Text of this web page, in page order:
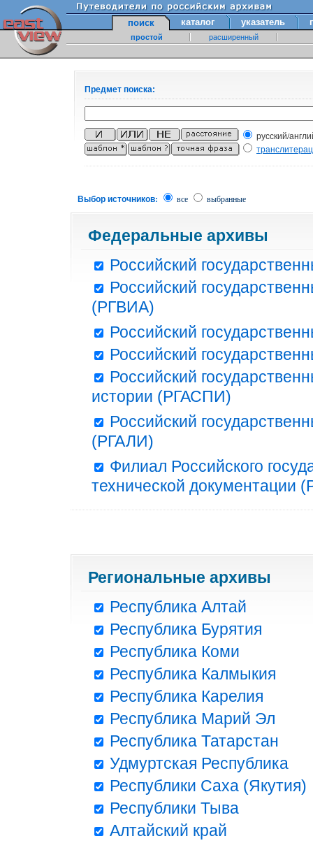
поиск каталог указатель
простой расширенный
Предмет поиска:
русский/
Выбор источников: все выбранные
Федеральные архивы
Российский
Российский
(РГВИА)
Российский
Российский
Российский
истории (РГАСПИ)
Российский
(РГАЛИ)
Филиал Российского
технической документации
Региональные архивы
Республика Алтай
Республика Бурятия
Республика Коми
Республика Калмыкия
Республика Карелия
Республика Марий Эл
Республика Татарстан
Удмуртская Республика
Республики Саха (Якутия)
Республики Тыва
Алтайский край